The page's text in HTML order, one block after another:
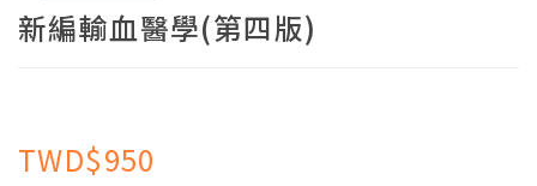
新編輸血醫學(第四版)
TWD$950